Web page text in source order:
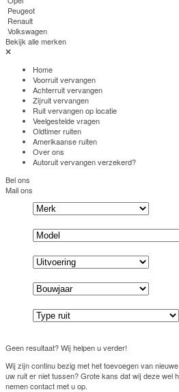
Peugeot
Renault
Volkswagen
Bekijk alle merken
Home
Voorruit vervangen
Achterruit vervangen
Zijruit vervangen
Ruit vervangen op locatie
Veelgestelde vragen
Oldtimer ruiten
Amerikaanse ruiten
Over ons
Autoruit vervangen verzekerd?
Bel ons
Mail ons
Geen resultaat? Wij helpen u verder!
Wij zijn continu bezig met het toevoegen van
uw ruit er niet tussen? Grote kans dat wij deze wel
nemen contact met u op.